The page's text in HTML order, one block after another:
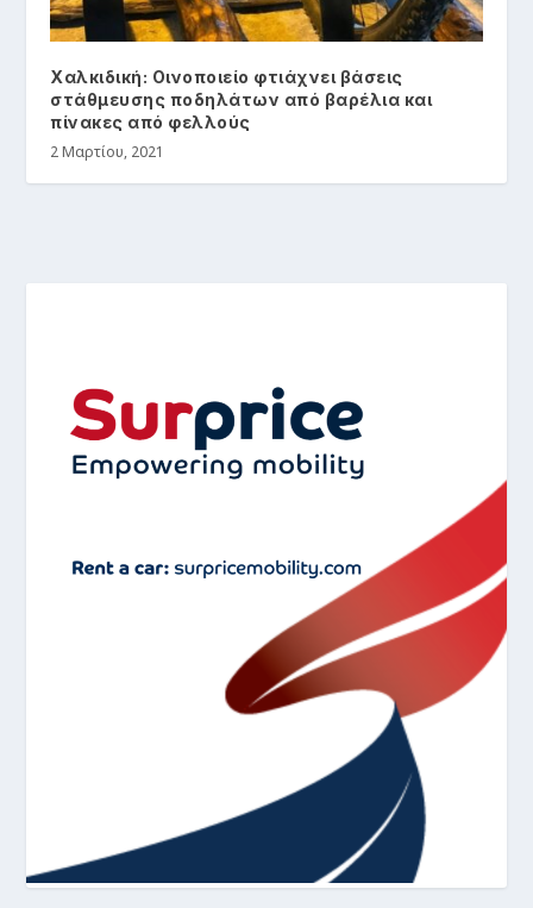
Χαλκιδική: Οινοποιείο φτιάχνει βάσεις
στάθμευσης ποδηλάτων από βαρέλια και
πίνακες από φελλούς
2 Μαρτίου, 2021